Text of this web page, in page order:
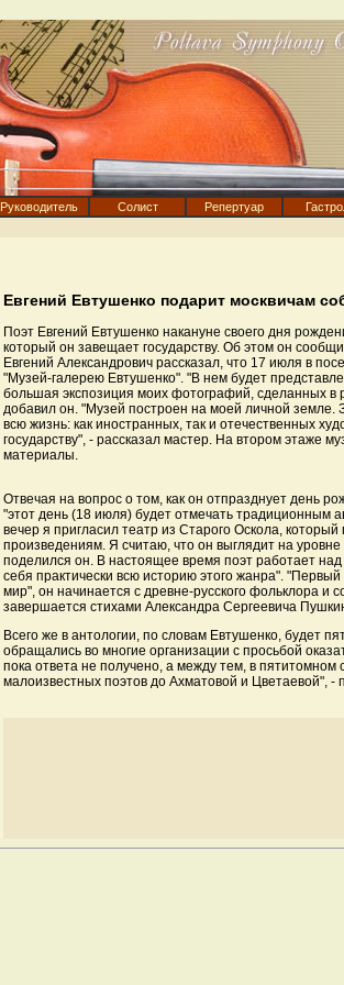
Руководитель Солист Репертуар
Евгений Евтушенко подарит москвичам
Поэт Евгений Евтушенко накануне своего дня
который он завещает государству. Об этом он
Евгений Александрович рассказал, что 17 июля в
"Музей-галерею Евтушенко". "В нем будет
большая экспозиция моих фотографий, сделанных в
добавил он. "Музей построен на моей личной земле.
всю жизнь: как иностранных, так и отечественных
государству", - рассказал мастер. На втором этаже
материалы.
Отвечая на вопрос о том, как он отпразднует день
"этот день (18 июля) будет отмечать традиционным
вечер я пригласил театр из Старого Оскола,
произведениям. Я считаю, что он выглядит на уровне
поделился он. В настоящее время поэт работает над
себя практически всю историю этого жанра". "Первый
мир", он начинается с древне-русского фольклора и
завершается стихами Александра Сергеевича
Всего же в антологии, по словам Евтушенко, будет
обращались во многие организации с просьбой
пока ответа не получено, а между тем, в
малоизвестных поэтов до Ахматовой и Цветаевой", -